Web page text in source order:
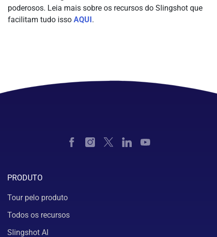
poderosos. Leia mais sobre os recursos do Slingshot que
facilitam tudo isso AQUI.
PRODUTO
Tour pelo produto
Todos os recursos
Slingshot AI